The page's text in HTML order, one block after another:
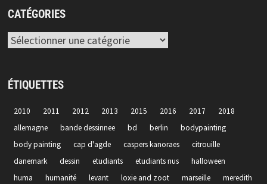
CATÉGORIES
Catégories
ÉTIQUETTES
2010 2011 2012 2013 2015 2016 2017
2018
allemagne
bande dessinnee bd berlin
bodypainting
body painting
cap d'agde caspers kanoraes
citrouille
danemark
dessin etudiants etudiants nus
halloween
huma
humanité levant loxie and zoot marseille
meredith